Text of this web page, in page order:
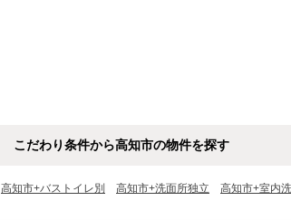
こだわり条件から高知市の物件を探す
高知市+バストイレ別 高知市+洗面所独立 高知市+室内